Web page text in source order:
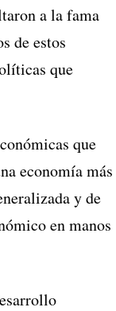
a la fama
de estos
que
que
economía más
y de
en manos